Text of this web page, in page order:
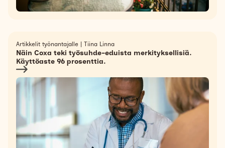
Artikkelit työnantajalle Tiina Linna
Näin Coxa teki työsuhde-eduista merkityksellisiä.
Käyttöaste 96 prosenttia.